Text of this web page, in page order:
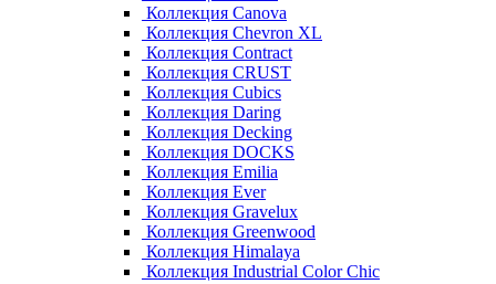
Коллекция Canova
Коллекция Chevron XL
Коллекция Contract
Коллекция CRUST
Коллекция Cubics
Коллекция Daring
Коллекция Decking
Коллекция DOCKS
Коллекция Emilia
Коллекция Ever
Коллекция Gravelux
Коллекция Greenwood
Коллекция Himalaya
Коллекция Industrial Color Chic